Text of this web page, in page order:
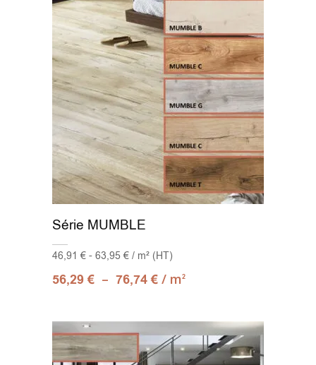
Série MUMBLE
46,91 € - 63,95 € / m² (HT)
56,29€ – 76,74€ / m2